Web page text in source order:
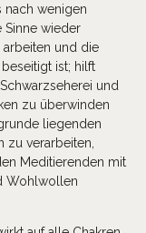
nach wenigen
Sinne wieder
arbeiten und die
ist; hilft
und
zu überwinden
liegenden
zu verarbeiten,
Meditierenden mit
Wohlwollen